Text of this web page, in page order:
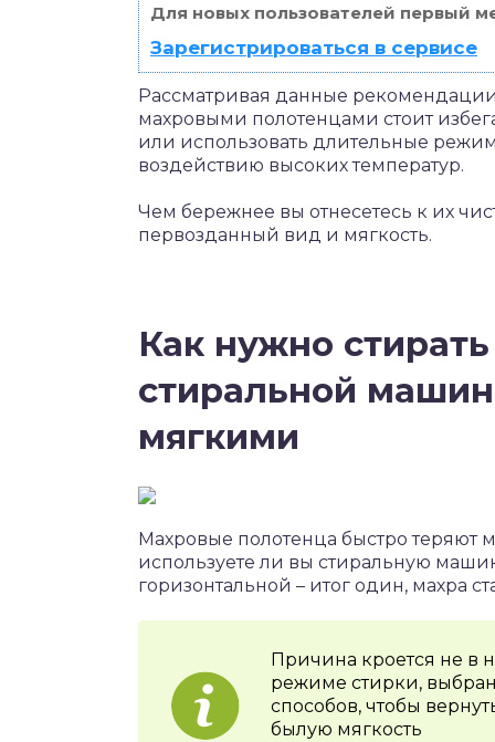
Для новых пользователей первый
Зарегистрироваться в сервисе
Рассматривая данные
махровыми полотенцами стоит
или использовать длительные
воздействию высоких температур.
Чем бережнее вы отнесетесь к их
первозданный вид и мягкость.
Как нужно
стиральной
мягкими
Махровые полотенца быстро теряют
используете ли вы стиральную
горизонтальной – итог один, махра
Причина кроется не в
режиме стирки,
способов, чтобы
былую мягкость